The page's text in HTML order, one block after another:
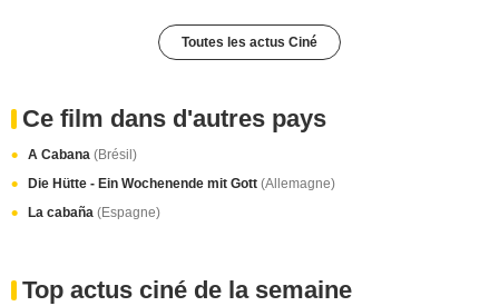
Toutes les actus Ciné
Ce film dans d'autres pays
A Cabana (Brésil)
Die Hütte - Ein Wochenende mit Gott (Allemagne)
La cabaña (Espagne)
Top actus ciné de la semaine